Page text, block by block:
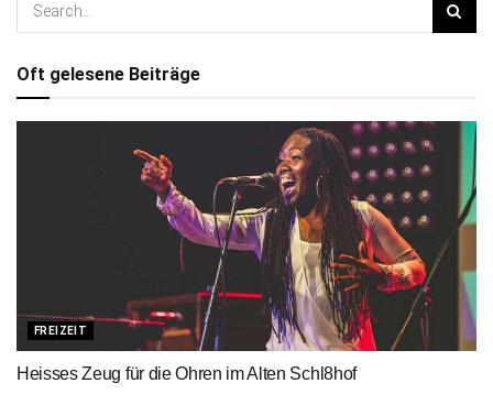
Oft gelesene Beiträge
FREIZEIT
Heisses Zeug für die Ohren im Alten Schl8hof